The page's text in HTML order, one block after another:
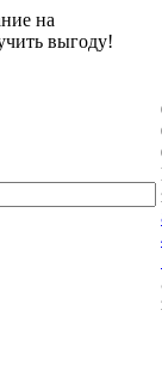
на
выгоду!